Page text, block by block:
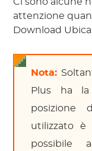
attenzione
Download
Nota:
Plus ha
posizione
utilizzato è
possibile